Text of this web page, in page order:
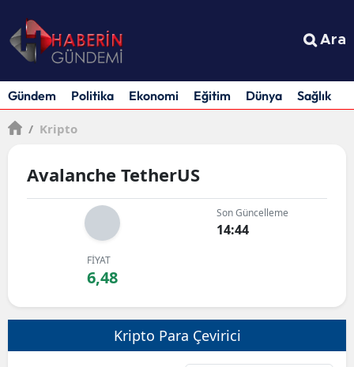
Ara
Gündem Politika Ekonomi Eğitim Dünya Sağlık
/ Kripto
Avalanche TetherUS
Son Güncelleme
14:44
FİYAT
6,48
Kripto Para Çevirici